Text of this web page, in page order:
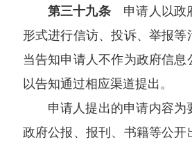
第三十九条申请人以政
形式进行信访、投诉、举报等
当告知申请人不作为政府信息
以告知通过相应渠道提出。
申请人提出的申请内容为
政府公报、报刊、书籍等公开